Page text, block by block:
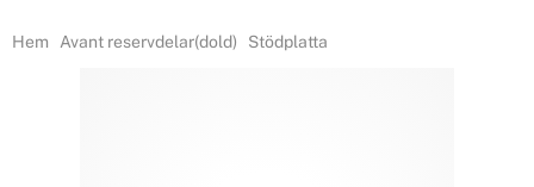
Hem Avant reservdelar(dold) Stödplatta